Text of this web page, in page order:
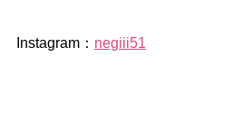
Instagram： negiii51